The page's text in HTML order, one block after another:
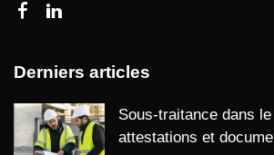
Derniers articles
Sous-traitance dans
attestations et